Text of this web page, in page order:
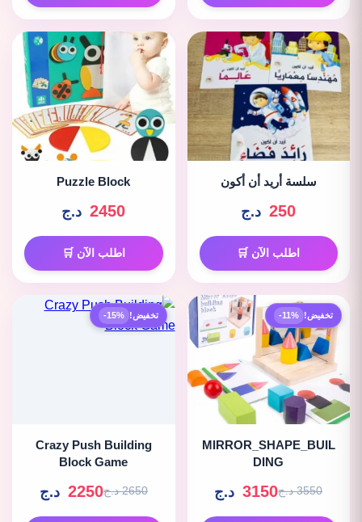
سلسة أريد أن أكون
250 د.ج
اطلب الآن 🛒
Puzzle Block
2450 د.ج
اطلب الآن 🛒
تخفيض! -11%
MIRROR_SHAPE_BUIL
DING
3550 د.ج 3150 د.ج
تخفيض! -15%
Crazy Push Building
Block Game
2650 د.ج 2250 د.ج